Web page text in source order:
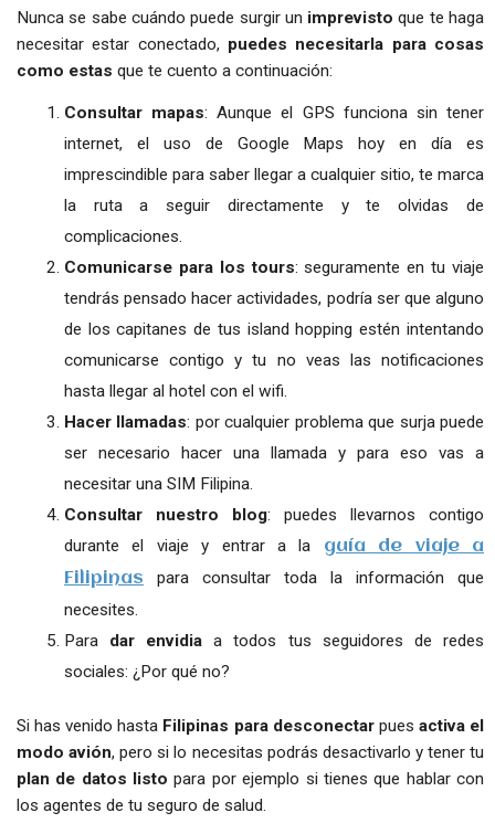
Nunca se sabe cuándo puede surgir un imprevisto que te haga
necesitar estar conectado, puedes necesitarla para cosas
como estas que te cuento a continuación:
Consultar mapas: Aunque el GPS funciona sin tener
internet, el uso de Google Maps hoy en día es
imprescindible para saber llegar a cualquier sitio, te marca
la ruta a seguir directamente y te olvidas de
complicaciones.
Comunicarse para los tours: seguramente en tu viaje
tendrás pensado hacer actividades, podría ser que alguno
de los capitanes de tus island hopping estén intentando
comunicarse contigo y tu no veas las notificaciones
hasta llegar al hotel con el wifi.
Hacer llamadas: por cualquier problema que surja puede
ser necesario hacer una llamada y para eso vas a
necesitar una SIM Filipina.
Consultar nuestro blog: puedes llevarnos contigo
durante el viaje y entrar a la
guía de viaje a
Filipinas para consultar toda la información que
necesites.
Para dar envidia a todos tus seguidores de redes
sociales: ¿Por qué no?
Si has venido hasta Filipinas para desconectarpues activa el
modo avión, pero si lo necesitas podrás desactivarlo y tener tu
plan de datos listo para por ejemplo si tienes que hablar con
los agentes de tu seguro de salud.